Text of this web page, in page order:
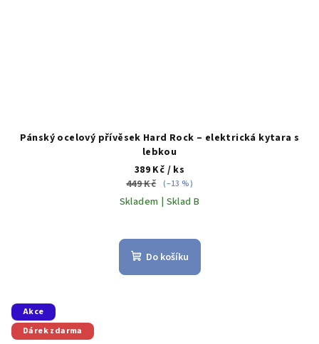
Pánský ocelový přívěsek Hard Rock – elektrická kytara s
lebkou
389 Kč / ks
449 Kč (–13 %)
Skladem | Sklad B
Do košíku
Akce
Dárek zdarma